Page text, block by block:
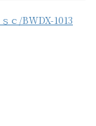
ｃ/BWDX-1013